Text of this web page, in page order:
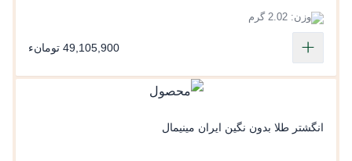
وزن: 2.02 گرم
49,105,900 تومانء
انگشتر طلا بدون نگین ایران مینیمال